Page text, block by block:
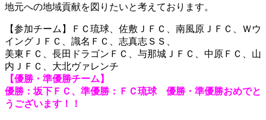
地元への地域貢献を図りたいと考えております。
【参加チーム】ＦＣ琉球、佐敷ＪＦＣ、南風原ＪＦＣ、Ｗウ
イングＪＦＣ、識名ＦＣ、志真志ＳＳ、
美東ＦＣ、長田ドラゴンＦＣ、与那城ＪＦＣ、中原ＦＣ、山
内ＪＦＣ、大北ヴァレンチ
【優勝・準優勝チーム】
優勝：坂下ＦＣ、準優勝：ＦＣ琉球 優勝・準優勝おめでと
うございます！！